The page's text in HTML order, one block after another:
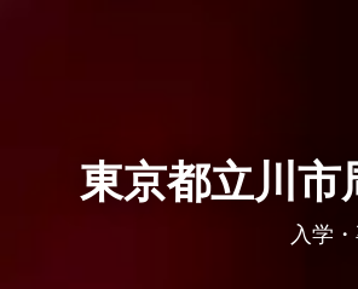
東京都立川
入学